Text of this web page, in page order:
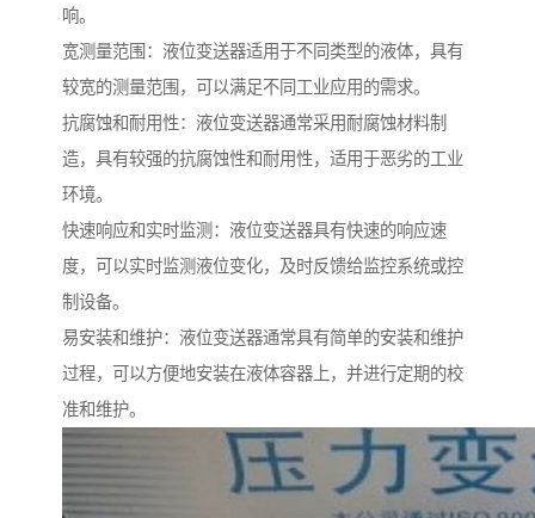
响。
宽测量范围：液位变送器适用于不同类型的液体，具有
较宽的测量范围，可以满足不同工业应用的需求。
抗腐蚀和耐用性：液位变送器通常采用耐腐蚀材料制
造，具有较强的抗腐蚀性和耐用性，适用于恶劣的工业
环境。
快速响应和实时监测：液位变送器具有快速的响应速
度，可以实时监测液位变化，及时反馈给监控系统或控
制设备。
易安装和维护：液位变送器通常具有简单的安装和维护
过程，可以方便地安装在液体容器上，并进行定期的校
准和维护。